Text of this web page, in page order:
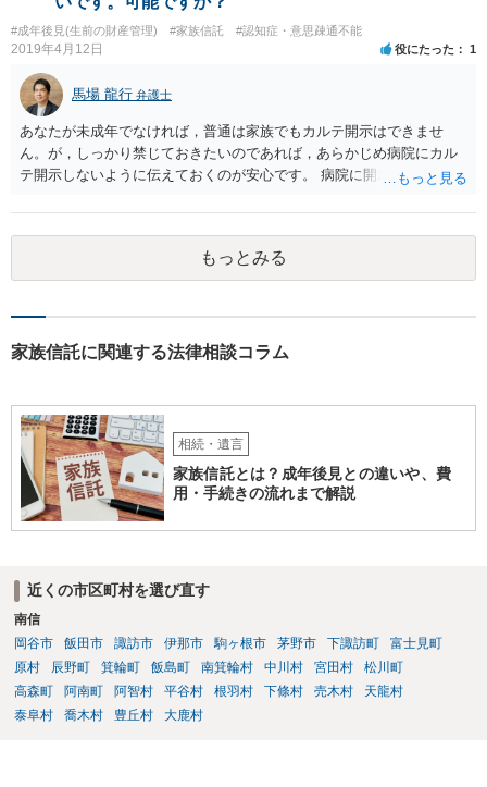
#成年後見(生前の財産管理) #家族信託 #認知症・意思疎通不能
2019年4月12日 役にたった 1
馬場 龍行 弁護士
あなたが未成年でなければ，普通は家族でもカルテ開示はできませ
ん。が，しっかり禁じておきたいのであれば，あらかじめ病院にカル
テ開示しないように伝えておくのが安心です。 病院に開示しないよう
可能性は低いのでコストパフォーマンスとしてはどうかなという感じ
がします。
もっとみる
家族信託に関連する法律相談コラム
相続・遺言
家族信託とは？成年後見との違いや、費
用・手続きの流れまで解説
近くの市区町村を選び直す
南信
岡谷市
飯田市 諏訪市 伊那市 駒ヶ根市 茅野市 下諏訪町
富士見町
原村
辰野町 箕輪町 飯島町 南箕輪村 中川村 宮田村
松川町
高森町
阿南町 阿智村 平谷村 根羽村 下條村 売木村
天龍村
泰阜村
喬木村 豊丘村 大鹿村